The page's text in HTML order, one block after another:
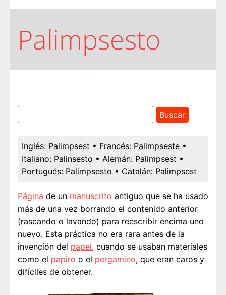
Palimpsesto
Inglés: Palimpsest • Francés: Palimpseste •
Italiano: Palinsesto • Alemán: Palimpsest •
Portugués: Palimpsesto • Catalán: Palimpsest
Página de un manuscrito antiguo que se ha usado
más de una vez borrando el contenido anterior
(rascando o lavando) para reescribir encima uno
nuevo. Esta práctica no era rara antes de la
invención del papel, cuando se usaban materiales
como el papiro o el pergamino, que eran caros y
difíciles de obtener.